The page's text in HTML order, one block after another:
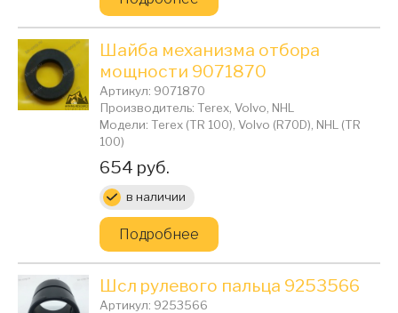
Шайба механизма отбора
мощности 9071870
Артикул: 9071870
Производитель: Terex, Volvo, NHL
Модели: Terex (TR 100), Volvo (R70D), NHL (TR
100)
Цена:
654 руб.
в наличии
Подробнее
Шсл рулевого пальца 9253566
Артикул: 9253566